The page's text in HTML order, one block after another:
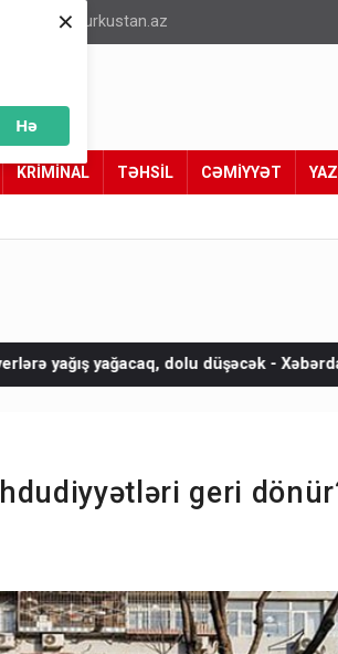
Hə
×
info@turkustan.az
KRİMİNAL TƏHSİL CƏMİYYƏT
düşəcək - Xəbərdarlıq Səfərbərlik
geri